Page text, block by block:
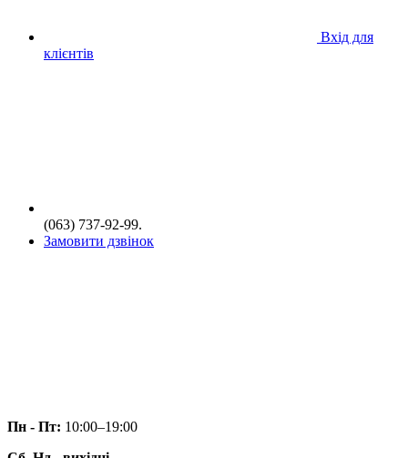
Вхід для
клієнтів
(063) 737-92-99.
Замовити дзвінок
Пн - Пт: 10:00–19:00